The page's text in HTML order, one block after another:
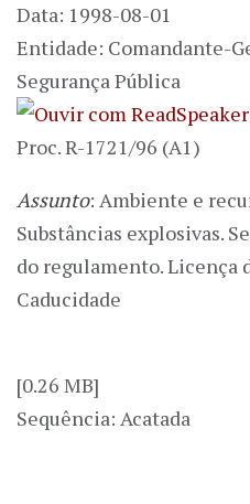
Data: 1998-08-01
Entidade: Comandante-
Segurança Pública
Proc. R-1721/96 (A1)
Assunto: Ambiente e
Substâncias explosivas.
do regulamento. Licença
Caducidade
[0.26 MB]
Sequência: Acatada